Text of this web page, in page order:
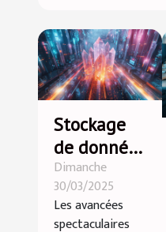
Stockage
de données
quantiques
vers une
révolution
Dimanche
30/03/2025
Les avancées
spectaculaires